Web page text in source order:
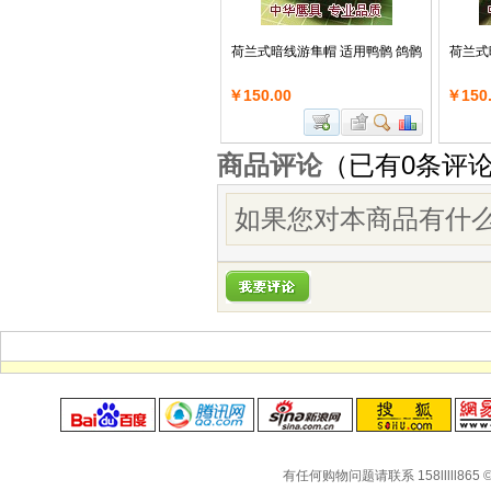
荷兰式暗线游隼帽 适用鸭鹘 鸽鹘
￥150.00
荷兰
￥
商品评论（已有0条评
如果您对本商品有什
有任何购物问题请联系 158lllll865